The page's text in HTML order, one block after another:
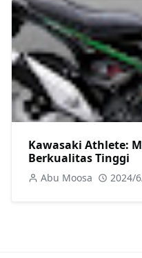
Kawasaki Athlete:
Berkualitas Tinggi
Abu Moosa 2024/